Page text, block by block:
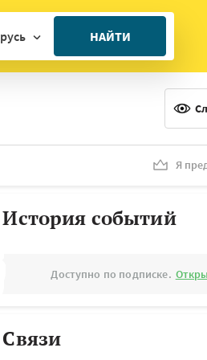
НАЙТИ
Я
История событий
Доступно по подписке.
Связи